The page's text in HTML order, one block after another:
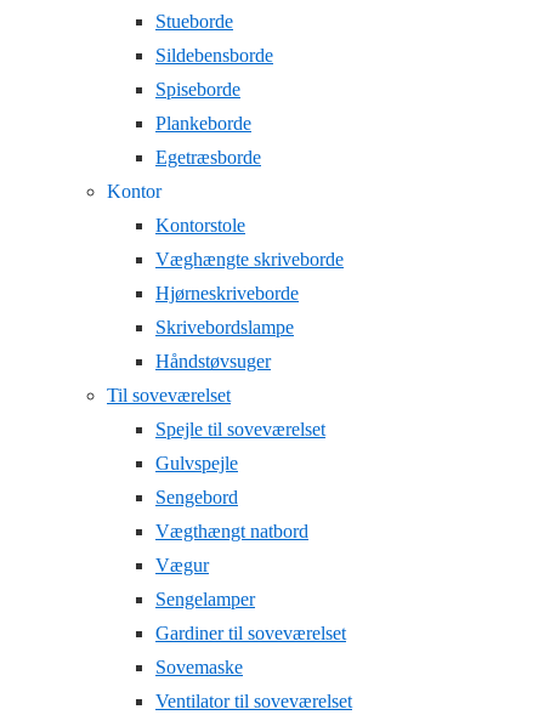
Stueborde
Sildebensborde
Spiseborde
Plankeborde
Egetræsborde
Kontor
Kontorstole
Væghængte skriveborde
Hjørneskriveborde
Skrivebordslampe
Håndstøvsuger
Til soveværelset
Spejle til soveværelset
Gulvspejle
Sengebord
Vægthængt natbord
Vægur
Sengelamper
Gardiner til soveværelset
Sovemaske
Ventilator til soveværelset